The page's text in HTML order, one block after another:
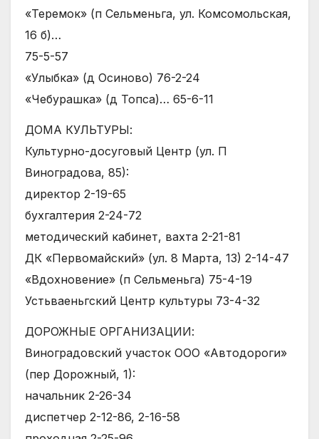
«Теремок» (п Сельменьга, ул. Комсомольская,
16 б)…
75-5-57
«Улыбка» (д Осиново) 76-2-24
«Чебурашка» (д Топса)… 65-6-11
ДОМА КУЛЬТУРЫ:
Культурно-досуговый Центр (ул. П
Виноградова, 85):
директор 2-19-65
бухгалтерия 2-24-72
методический кабинет, вахта 2-21-81
ДК «Первомайский» (ул. 8 Марта, 13) 2-14-47
«Вдохновение» (п Сельменьга) 75-4-19
Устьваеньгский Центр культуры 73-4-32
ДОРОЖНЫЕ ОРГАНИЗАЦИИ:
Виноградовский участок ООО «Автодороги»
(пер Дорожный, 1):
начальник 2-26-34
диспетчер 2-12-86, 2-16-58